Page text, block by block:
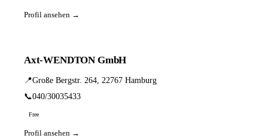
Profil ansehen →
Axt-WENDTON GmbH
📍Große Bergstr. 264, 22767 Hamburg
📞040/30035433
Free
Profil ansehen →